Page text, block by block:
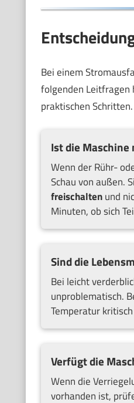
Bei einem
folgenden Leitfragen
praktischen Schritten.
Ist die Maschine
Wenn der Rühr-
Schau von außen.
freischaltenund
Minuten, ob sich
Sind die
Bei leicht
unproblematisch.
Temperatur
Verfügt die
Wenn die
vorhanden ist,